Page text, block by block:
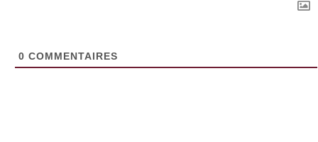
0 COMMENTAIRES